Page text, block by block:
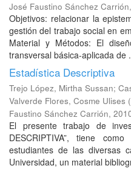
José Faustino Sánchez Carrión,
Objetivos: relacionar la
gestión del trabajo social en
Material y Métodos: El
transversal básica-aplicada de
Estadística Descriptiva
Trejo López, Mirtha Sussan;
Valverde Flores, Cosme Ulises (
Faustino Sánchez Carrión,
El presente trabajo de
DESCRIPTIVA”, tiene
estudiantes de las diversas
Universidad, un material